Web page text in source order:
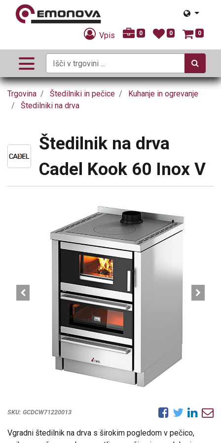
Vpis 0 0 0
Trgovina Štedilniki in pečice
Kuhanje in ogrevanje
Štedilniki na drva
Štedilnik na drva
Cadel Kook 60 Inox V
SKU: GCDCW71220013
Vgradni štedilnik na drva s širokim pogledom v pečico,